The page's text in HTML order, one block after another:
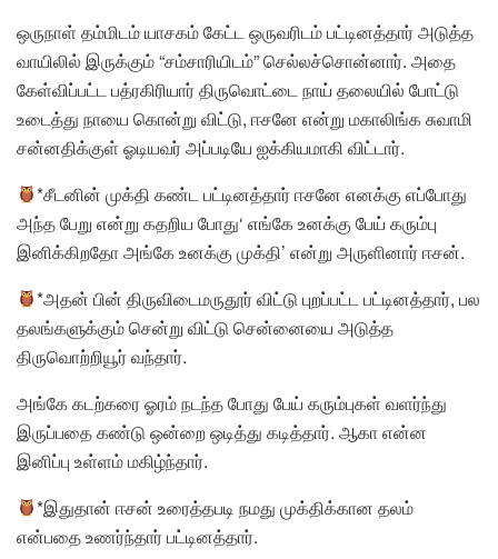
ஒருநாள் தம்மிடம் யாசகம் கேட்ட ஒருவரிடம் பட்டினத்தார் அடுத்த
வாயிலில் இருக்கும் “சம்சாரியிடம்” செல்லச்சொன்னார். அதை
கேள்விப்பட்ட பத்ரகிரியார் திருவொட்டை நாய் தலையில் போட்டு
உடைத்து நாயை கொன்று விட்டு, ஈசனே என்று மகாலிங்க சுவாமி
சன்னதிக்குள் ஓடியவர் அப்படியே ஐக்கியமாகி விட்டார்.
*சீடனின் முக்தி கண்ட பட்டினத்தார் ஈசனே எனக்கு எப்போது
அந்த பேறு என்று கதறிய போது‘ எங்கே உனக்கு பேய் கரும்பு
இனிக்கிறதோ அங்கே உனக்கு முக்தி’ என்று அருளினார் ஈசன்.
*அதன் பின் திருவிடைமருதூர் விட்டு புறப்பட்ட பட்டினத்தார், பல
தலங்களுக்கும் சென்று விட்டு சென்னையை அடுத்த
திருவொற்றியூர் வந்தார்.
அங்கே கடற்கரை ஓரம் நடந்த போது பேய் கரும்புகள் வளர்ந்து
இருப்பதை கண்டு ஒன்றை ஒடித்து கடித்தார். ஆகா என்ன
இனிப்பு உள்ளம் மகிழ்ந்தார்.
*இதுதான் ஈசன் உரைத்தபடி நமது முக்திக்கான தலம்
என்பதை உணர்ந்தார் பட்டினத்தார்.